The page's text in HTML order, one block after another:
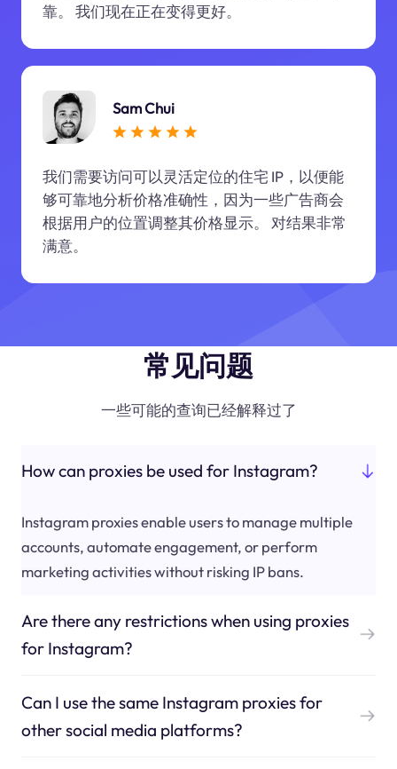
靠。 我们现在正在变得更好。
Sam Chui
我们需要访问可以灵活定位的住宅 IP，以便能
够可靠地分析价格准确性，因为一些广告商会
根据用户的位置调整其价格显示。 对结果非常
满意。
常见问题
一些可能的查询已经解释过了
How can proxies be used for Instagram?
Instagram proxies enable users to manage multiple
accounts, automate engagement, or perform
marketing activities without risking IP bans.
Are there any restrictions when using proxies
for Instagram?
Can I use the same Instagram proxies for
other social media platforms?